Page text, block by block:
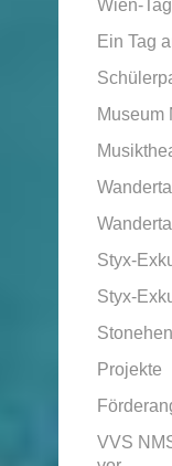
Wien-
Ein Tag
Museum
Styx-
Styx-
Projekte
VVS